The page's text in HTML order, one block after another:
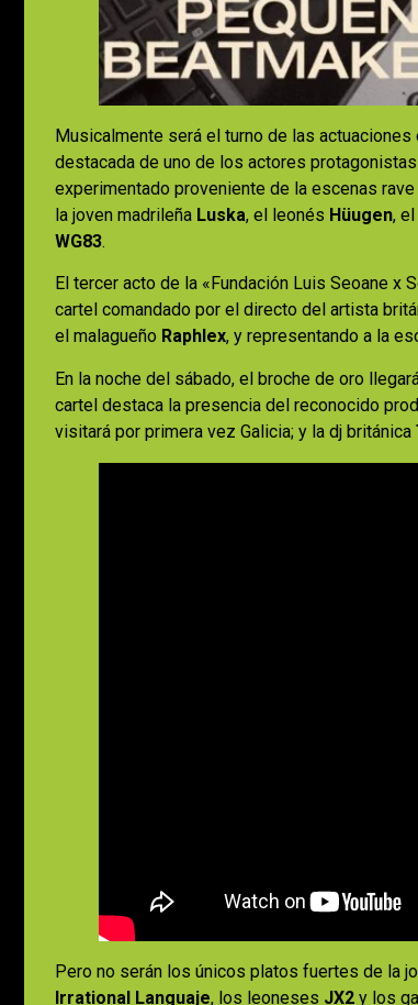
Musicalmente será el turno de las actuaciones
destacada de uno de los actores
experimentado proveniente de la escenas
la joven madrileña Luska, el leonés Hüugen,
WG83.
El tercer acto de la «Fundación Luis Seoane x
cartel comandado por el directo del artista
el malagueño Raphlex, y representando a la
En la noche del sábado, el broche de oro
cartel destaca la presencia del reconocido
visitará por primera vez Galicia; y la dj británica
Pero no serán los únicos platos fuertes de la
Irrational Languaje, los leoneses JX2 y los